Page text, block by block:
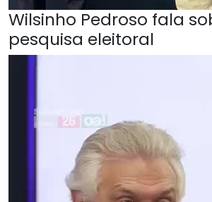
Wilsinho Pedroso fala
pesquisa eleitoral